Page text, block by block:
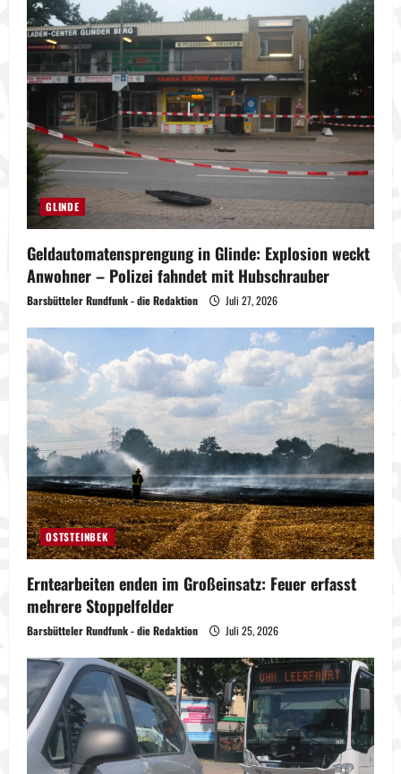
GLINDE
Geldautomatensprengung in Glinde: Explosion weckt
Anwohner – Polizei fahndet mit Hubschrauber
Barsbütteler Rundfunk - die Redaktion Juli 27, 2026
OSTSTEINBEK
Erntearbeiten enden im Großeinsatz: Feuer erfasst
mehrere Stoppelfelder
Barsbütteler Rundfunk - die Redaktion Juli 25, 2026